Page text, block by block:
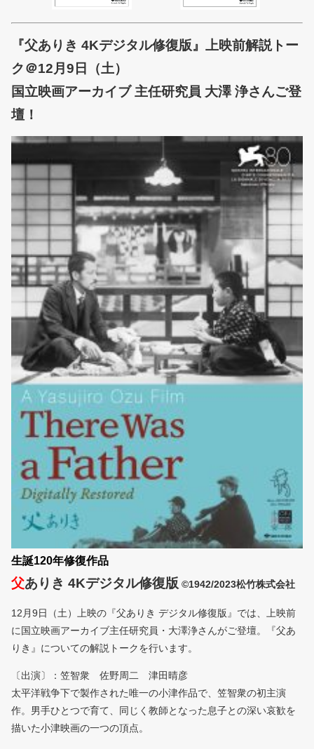
『父ありき 4Kデジタル修復版』上映前解説トー
ク＠12月9日（土）
国立映画アーカイブ 主任研究員 大澤 浄さんご登
壇！
生誕120年修復作品
父ありき 4Kデジタル修復版 ©1942/2023松竹株式会社
12月9日（土）上映の『父ありき デジタル修復版』では、上映前
に国立映画アーカイブ主任研究員・大澤浄さんがご登壇。『父あ
りき』についての解説トークを行います。
〔出演〕：笠智衆 佐野周二 津田晴彦
太平洋戦争下で製作された唯一の小津作品で、笠智衆の初主演
作。男手ひとつで育て、同じく教師となった息子との深い哀歓を
描いた小津映画の一つの頂点。